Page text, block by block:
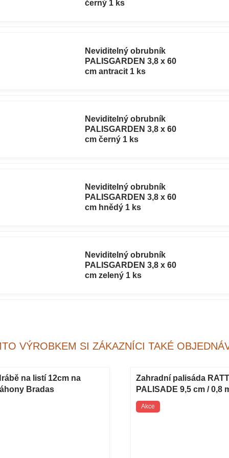
černý 1 ks
Neviditelný obrubník
PALISGARDEN 3,8 x 60
cm antracit 1 ks
Neviditelný obrubník
PALISGARDEN 3,8 x 60
cm černý 1 ks
Neviditelný obrubník
PALISGARDEN 3,8 x 60
cm hnědý 1 ks
Neviditelný obrubník
PALISGARDEN 3,8 x 60
cm zelený 1 ks
VÝROBKEM SI ZÁKAZNÍCI TAKÉ
na listí 12cm na
Bradas
Zahradní palisáda
PALISADE 9,5 cm / 0,8
hnědá 1 ks
Akce